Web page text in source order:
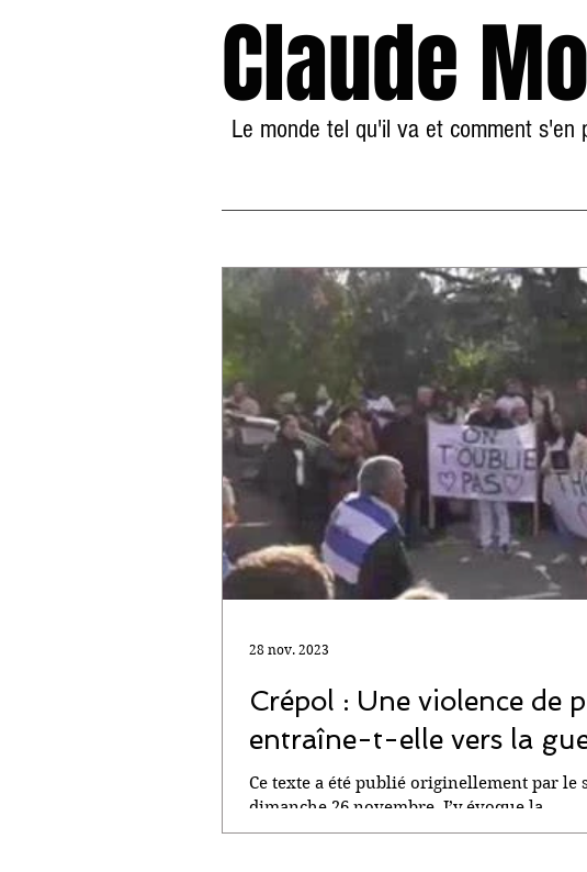
Claude
Le monde tel qu'il va et comment
Crépol : Une violence de
entraîne-t-elle vers la
Ce texte a été publié originellement par
dimanche 26 novembre. J’y évoque la...
28 nov. 2023